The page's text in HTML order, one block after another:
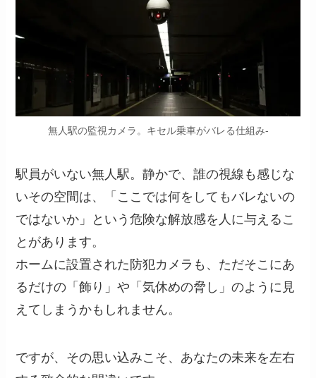
無人駅の監視カメラ。キセル乗車がバレる仕組み-
駅員がいない無人駅。静かで、誰の視線も感じな
いその空間は、「ここでは何をしてもバレないの
ではないか」という危険な解放感を人に与えるこ
とがあります。
ホームに設置された防犯カメラも、ただそこにあ
るだけの「飾り」や「気休めの脅し」のように見
えてしまうかもしれません。
ですが、その思い込みこそ、あなたの未来を左右